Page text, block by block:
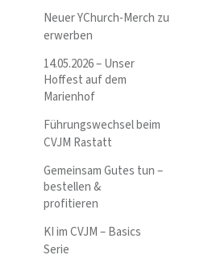
Neuer YChurch-Merch zu
erwerben
14.05.2026 – Unser
Hoffest auf dem
Marienhof
Führungswechsel beim
CVJM Rastatt
Gemeinsam Gutes tun –
bestellen &
profitieren
KI im CVJM – Basics
Serie